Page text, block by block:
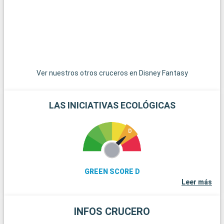
igualmente gratificante.
Ver nuestros otros cruceros en Disney Fantasy
LAS INICIATIVAS ECOLÓGICAS
GREEN SCORE D
Leer más
INFOS CRUCERO